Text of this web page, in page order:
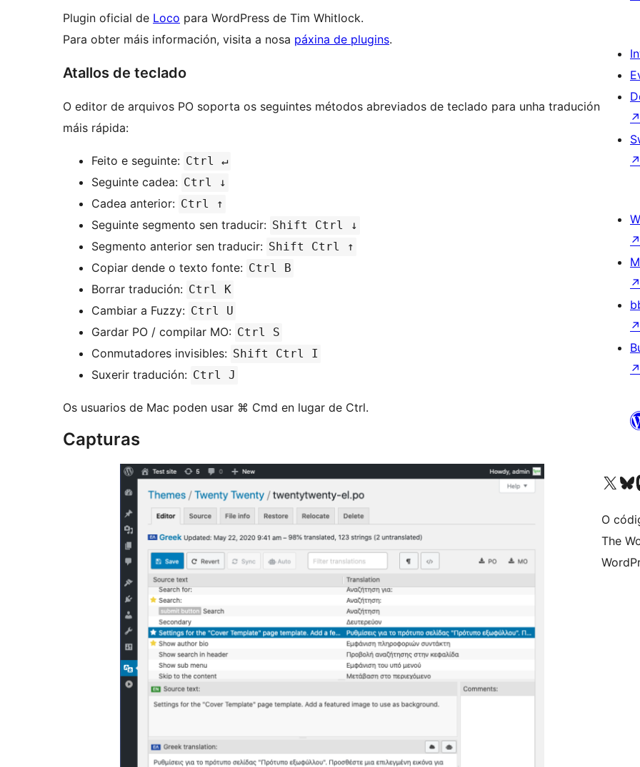
Plugin oficial de Loco para WordPress de Tim Whitlock.
Para obter máis información, visita a nosa páxina de plugins.
Atallos de teclado
O editor de arquivos PO soporta os seguintes métodos abreviados de teclado para unha tradución
máis rápida:
Feito e seguinte: Ctrl ↵
Seguinte cadea: Ctrl ↓
Cadea anterior: Ctrl ↑
Seguinte segmento sen traducir: Shift Ctrl ↓
Segmento anterior sen traducir: Shift Ctrl ↑
Copiar dende o texto fonte: Ctrl B
Borrar tradución: Ctrl K
Cambiar a Fuzzy: Ctrl U
Gardar PO / compilar MO: Ctrl S
Conmutadores invisibles: Shift Ctrl I
Suxerir tradución: Ctrl J
Os usuarios de Mac poden usar ⌘ Cmd en lugar de Ctrl.
Capturas
↗
↗
↗
↗
↗
↗
Visita la cuenta de X
Visita a
O
The